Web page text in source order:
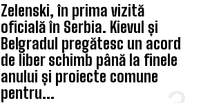
Zelenski, în prima vizită
oficială în Serbia. Kievul și
Belgradul pregătesc un acord
de liber schimb până la finele
anului și proiecte comune
pentru...